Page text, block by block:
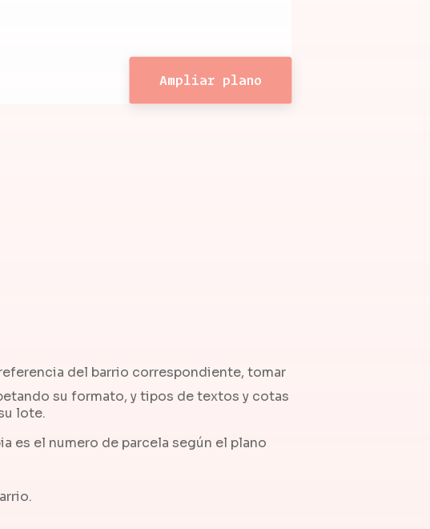
Ampliar plano
del barrio correspondiente, tomar
su formato, y tipos de textos y cotas
lote.
es el numero de parcela según el plano